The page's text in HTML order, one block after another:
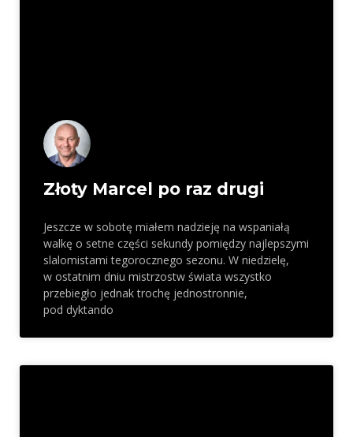
Złoty Marcel po raz drugi
Jeszcze w sobotę miałem nadzieję na wspaniałą
walkę o setne części sekundy pomiędzy najlepszymi
slalomistami tegorocznego sezonu. W niedzielę,
w ostatnim dniu mistrzostw świata wszystko
przebiegło jednak trochę jednostronnie,
pod dyktando